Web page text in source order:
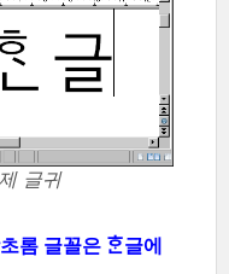
글귀
롬 글꼴은 ᄒᆞᆫ글에